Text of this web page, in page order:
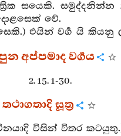
සයෙකි. සමුද්දනින්න
වේ.
එයින් වර්‍ග යි කියනු
පුන අප්පමාද වර්‍ගය
2. 15. 1-30.
තථාගතාදි සූත්‍ර
විසින් විතර